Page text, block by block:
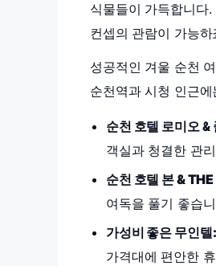
식물들이 가득합니다
컨셉의 관람이 가능하
성공적인 겨울 순천
순천역과 시청 인근
순천 호텔 로미오 &
객실과 청결한 관
순천 호텔 본 & THE
여독을 풀기 좋습
가성비 좋은 무인텔:
가격대에 편안한